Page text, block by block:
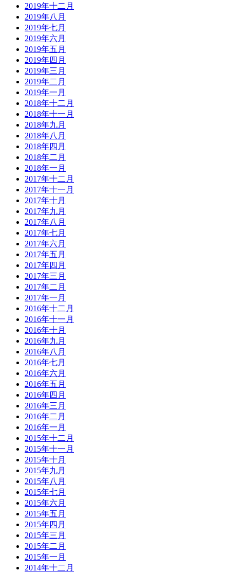
2019年十二月
2019年八月
2019年七月
2019年六月
2019年五月
2019年四月
2019年三月
2019年二月
2019年一月
2018年十二月
2018年十一月
2018年九月
2018年八月
2018年四月
2018年二月
2018年一月
2017年十二月
2017年十一月
2017年十月
2017年九月
2017年八月
2017年七月
2017年六月
2017年五月
2017年四月
2017年三月
2017年二月
2017年一月
2016年十二月
2016年十一月
2016年十月
2016年九月
2016年八月
2016年七月
2016年六月
2016年五月
2016年四月
2016年三月
2016年二月
2016年一月
2015年十二月
2015年十一月
2015年十月
2015年九月
2015年八月
2015年七月
2015年六月
2015年五月
2015年四月
2015年三月
2015年二月
2015年一月
2014年十二月